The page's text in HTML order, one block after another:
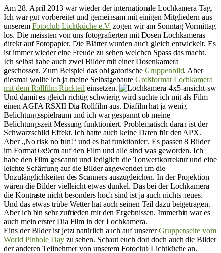
Am 28. April 2013 war wieder der internationale Lochkamera Tag.
Ich war gut vorbereitet und gemeinsam mit einigen Mitgliedern aus
unserem Fotoclub Lichtküche e.V. zogen wir am Sonntag Vormittag
los. Die meissten von uns fotografierten mit Dosen Lochkameras
direkt auf Fotopapier. Die Blätter wurden auch gleich entwickelt. Es
ist immer wieder eine Freude zu sehen welchen Spass das macht.
Ich selbst habe auch zwei Bilder mit einer Dosenkamera
geschossen. Zum Beispiel das obligatorische Gruppenbild. Aber
diesmal wollte ich ja meine Selbstgebaute Großformat Lochkamera
mit dem Rollfilm Rückteil einsetzen.
Und damit es gleich richtig schwierig wird suchte ich mit als Film
einen AGFA RSXII Dia Rollfilm aus. Diafilm hat ja wenig
Belichtungsspielraum und ich war gespannt ob meine
Belichtungszeit Messung funktioniert. Problematisch daran ist der
Schwarzschild Effekt. Ich hatte auch keine Daten für den APX.
Aber „No risk no fun!“ und es hat funktioniert. Es passen 8 Bilder
im Format 6x9cm auf den Film und alle sind was geworden. Ich
habe den Film gescannt und lediglich die Tonwertkorrektur und eine
leichte Schärfung auf die Bilder angewendet um die
Unzulänglichkeiten des Scanners auszugleichen. In der Projektion
wären die Bilder vielleicht etwas dunkel. Das bei der Lochkamera
die Kontraste nicht besonders hoch sind ist ja auch nichts neues.
Und das etwas trübe Wetter hat auch seinen Teil dazu beigetragen.
Aber ich bin sehr zufrieden mit den Ergebnissen. Immerhin war es
auch mein erster Dia Film in der Lochkamera.
Eins der Bilder ist jetzt natürlich auch auf unsererGruppenseite vom
World Pinhole Day zu sehen. Schaut euch dort doch auch die Bilder
der anderen Teilnehmer von unserem Fotoclub Lichtküche an.